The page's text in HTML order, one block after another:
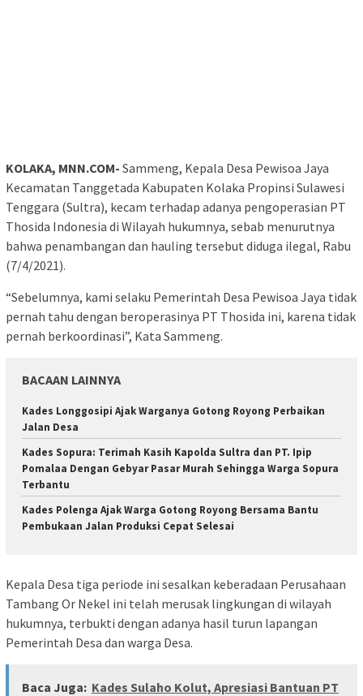
KOLAKA, MNN.COM- Sammeng, Kepala Desa Pewisoa Jaya
Kecamatan Tanggetada Kabupaten Kolaka Propinsi Sulawesi
Tenggara (Sultra), kecam terhadap adanya pengoperasian PT
Thosida Indonesia di Wilayah hukumnya, sebab menurutnya
bahwa penambangan dan hauling tersebut diduga ilegal, Rabu
(7/4/2021).
“Sebelumnya, kami selaku Pemerintah Desa Pewisoa Jaya tidak
pernah tahu dengan beroperasinya PT Thosida ini, karena tidak
pernah berkoordinasi”, Kata Sammeng.
BACAAN LAINNYA
Kades Longgosipi Ajak Warganya Gotong Royong Perbaikan
Jalan Desa
Kades Sopura: Terimah Kasih Kapolda Sultra dan PT. Ipip
Pomalaa Dengan Gebyar Pasar Murah Sehingga Warga Sopura
Terbantu
Kades Polenga Ajak Warga Gotong Royong Bersama Bantu
Pembukaan Jalan Produksi Cepat Selesai
Kepala Desa tiga periode ini sesalkan keberadaan Perusahaan
Tambang Or Nekel ini telah merusak lingkungan di wilayah
hukumnya, terbukti dengan adanya hasil turun lapangan
Pemerintah Desa dan warga Desa.
Baca Juga: Kades Sulaho Kolut, Apresiasi Bantuan PT